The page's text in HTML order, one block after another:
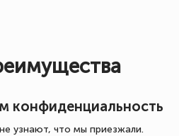
конфиденциальность
узнают, что мы приезжали.